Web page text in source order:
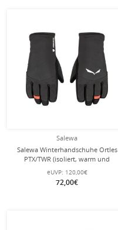
Salewa
Salewa Winterhandschuhe Ortles
PTX/TWR (isoliert, warm und
wasserdicht) schwarz Damen
eUVP: 120,00€
72,00€